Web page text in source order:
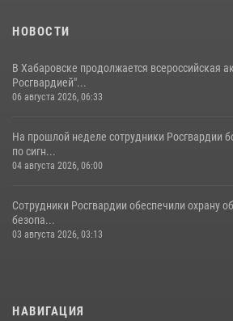
НОВОСТИ
В Хабаровске продолжается всероссийская
Росгвардией"...
06 августа 2026, 06:33
На прошлой неделе сотрудники Росгвардии
по сигн...
04 августа 2026, 06:00
Сотрудники Росгвардии обеспечили охрану
безопа...
03 августа 2026, 03:13
НАВИГАЦИЯ